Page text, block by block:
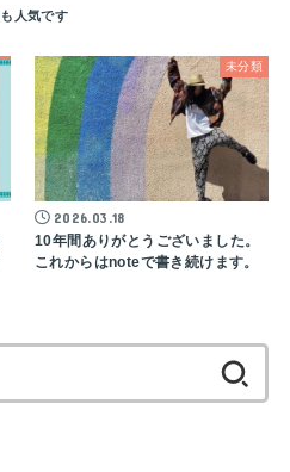
未分類
2026.03.18
10年間ありがとうございました。
これからはnoteで書き続けます。
索: